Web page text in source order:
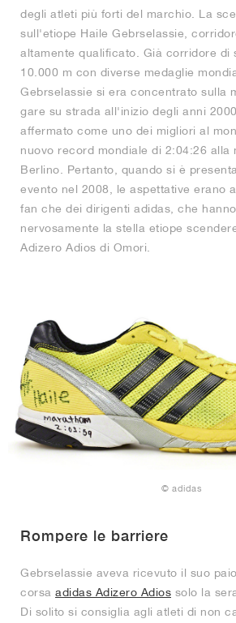
degli atleti più forti del marchio. La
sull'etiope Haile Gebrselassie,
altamente qualificato. Già corridore di
10.000 m con diverse medaglie
Gebrselassie si era concentrato sulla
gare su strada all'inizio degli anni
affermato come uno dei migliori al
nuovo record mondiale di 2:04:26 alla
Berlino. Pertanto, quando si è
evento nel 2008, le aspettative erano
fan che dei dirigenti adidas, che
nervosamente la stella etiope
Adizero Adios di Omori.
© adidas
Rompere le barriere
Gebrselassie aveva ricevuto il suo
corsa adidas Adizero Adios solo la
Di solito si consiglia agli atleti di non